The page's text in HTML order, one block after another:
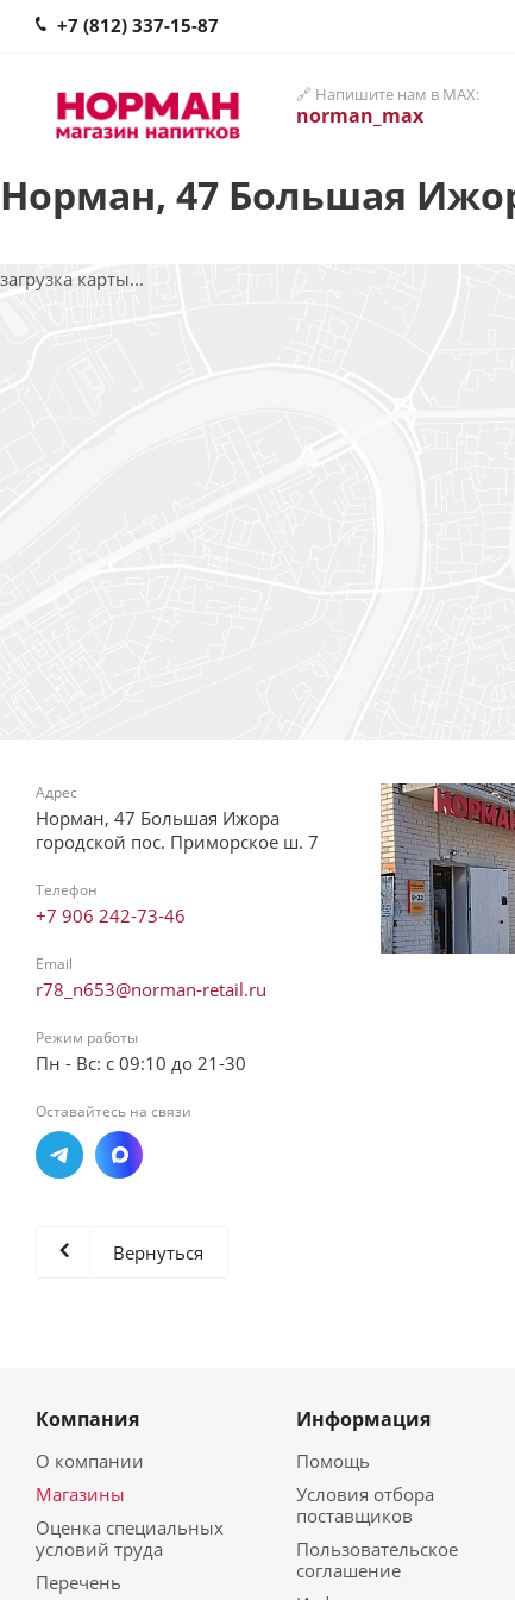
+7 (812) 337-15-87
🔗 Напишите нам в MAX:
norman_max
Норман, 47 Большая
загрузка карты...
Адрес
Норман, 47 Большая Ижора
городской пос. Приморское ш. 7
Телефон
+7 906 242-73-46
Email
r78_n653@norman-retail.ru
Режим работы
Пн - Вс: с 09:10 до 21-30
Оставайтесь на связи
Вернуться
Компания
О компании
Магазины
Оценка специальных
условий труда
Перечень
Информация
Помощь
Условия отбора
поставщиков
Пользовательское
соглашение